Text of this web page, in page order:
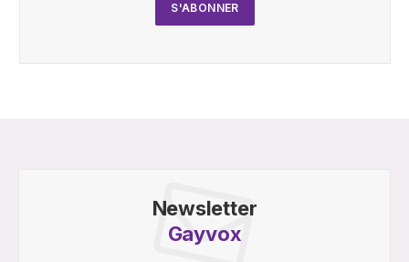
Newsletter
Gayvox